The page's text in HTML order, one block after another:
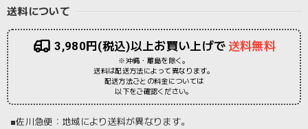
送料について
3,980円(税込)以上お買い上げで 送料無料
※沖縄・離島を除く。
送料は配送方法によって異なります。
配送方法ごとの料金については
以下をご確認ください。
■佐川急便：地域により送料が異なります。